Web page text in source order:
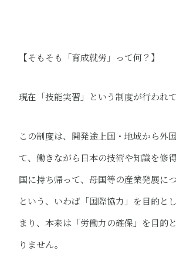
【そもそも「育成就労」って何？】
現在「技能実習」という制度が行われて
この制度は、開発途上国・地域から外
て、働きながら日本の技術や知識を修
国に持ち帰って、母国等の産業発展に
という、いわば「国際協力」を目的と
まり、本来は「労働力の確保」を目的
りません。